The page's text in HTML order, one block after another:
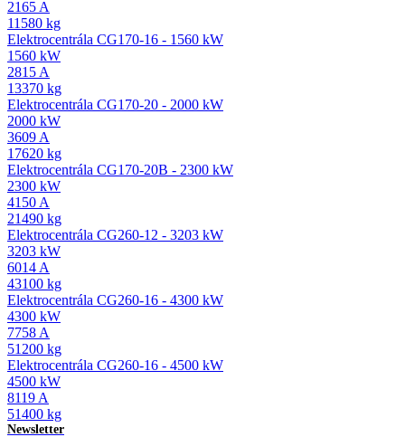
2165 A
11580 kg
Elektrocentrála CG170-16 - 1560 kW
1560 kW
2815 A
13370 kg
Elektrocentrála CG170-20 - 2000 kW
2000 kW
3609 A
17620 kg
Elektrocentrála CG170-20B - 2300 kW
2300 kW
4150 A
21490 kg
Elektrocentrála CG260-12 - 3203 kW
3203 kW
6014 A
43100 kg
Elektrocentrála CG260-16 - 4300 kW
4300 kW
7758 A
51200 kg
Elektrocentrála CG260-16 - 4500 kW
4500 kW
8119 A
51400 kg
Newsletter